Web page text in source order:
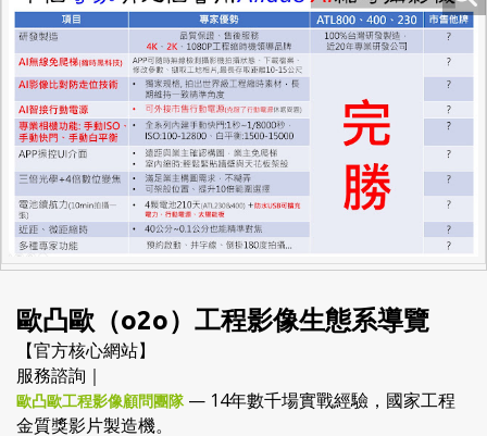
歐凸歐（o2o）工程影像生態系導覽
【官方核心網站】
服務諮詢｜
歐凸歐工程影像顧問團隊— 14年數千場實戰經驗，國家工程
金質獎影片製造機。